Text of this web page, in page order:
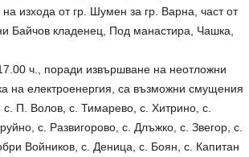
изхода от гр. Шумен за гр. Варна, част от
Байчов кладенец, Под манастира, Чашка,
ч., поради извършване на неотложни
на електроенергия, са възможни смущения
П. Волов, с. Тимарево, с. Хитрино, с.
с. Развигорово, с. Длъжко, с. Звегор, с.
Войников, с. Деница, с. Боян, с. Капитан